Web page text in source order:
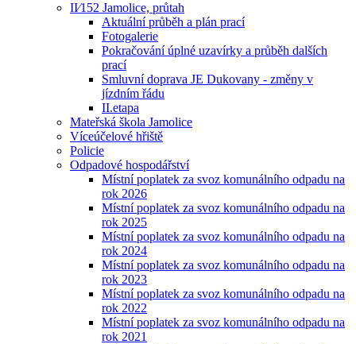
II⁄152 Jamolice, průtah
Aktuální průběh a plán prací
Fotogalerie
Pokračování úplné uzavírky a průběh dalších
prací
Smluvní doprava JE Dukovany - změny v
jízdním řádu
II.etapa
Mateřská škola Jamolice
Víceúčelové hřiště
Policie
Odpadové hospodářství
Místní poplatek za svoz komunálního odpadu na
rok 2026
Místní poplatek za svoz komunálního odpadu na
rok 2025
Místní poplatek za svoz komunálního odpadu na
rok 2024
Místní poplatek za svoz komunálního odpadu na
rok 2023
Místní poplatek za svoz komunálního odpadu na
rok 2022
Místní poplatek za svoz komunálního odpadu na
rok 2021